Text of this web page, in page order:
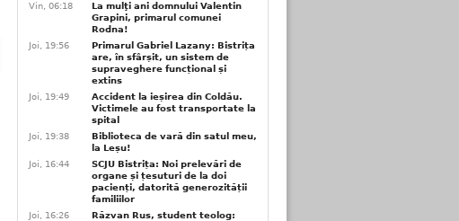
Vin, 06:18
La mulţi ani domnului Valentin
Grapini, primarul comunei
Rodna!
Joi, 19:56
Primarul Gabriel Lazany: Bistrița
are, în sfârșit, un sistem de
supraveghere funcțional și
extins
Joi, 19:49
Accident la ieșirea din Coldău.
Victimele au fost transportate la
spital
Joi, 19:38
Biblioteca de vară din satul meu,
la Leșu!
Joi, 16:44
SCJU Bistrița: Noi prelevări de
organe și țesuturi de la doi
pacienți, datorită generozității
familiilor
Joi, 16:26
Răzvan Rus, student teolog: